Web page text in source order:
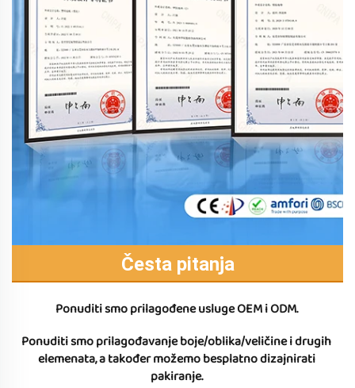
Česta pitanja
Ponuditi smo prilagođene usluge OEM i ODM.
Ponuditi smo prilagođavanje boje/oblika/veličine i drugih
elemenata, a također možemo besplatno dizajnirati
pakiranje.